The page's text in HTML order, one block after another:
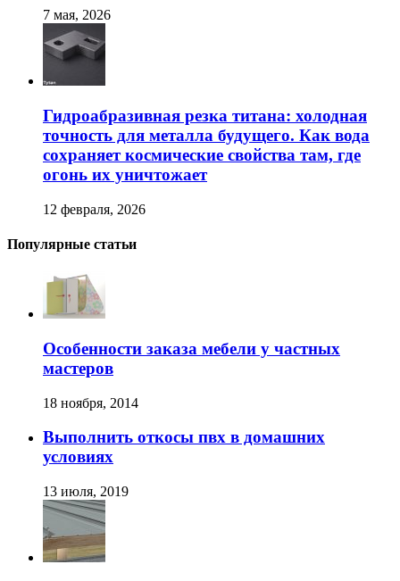
7 мая, 2026
Гидроабразивная резка титана: холодная
точность для металла будущего. Как вода
сохраняет космические свойства там, где
огонь их уничтожает
12 февраля, 2026
Популярные статьи
Особенности заказа мебели у частных
мастеров
18 ноября, 2014
Выполнить откосы пвх в домашних
условиях
13 июля, 2019